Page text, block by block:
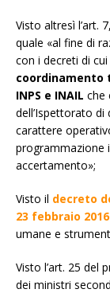
Visto altresì l’art.
quale «al fine di
con i decreti di
coordinamento
INPS e INAIL che
dell’Ispettorato
carattere
programmazione
accertamento»;
Visto il decreto
23 febbraio 2016
umane e
Visto l’art. 25 del
dei ministri